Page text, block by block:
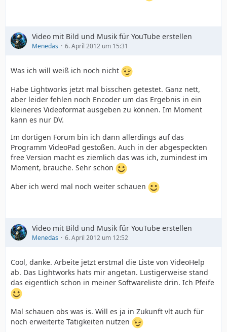
Video mit Bild und Musik für YouTube erstellen
Menedas 6. April 2012 um 15:31
Was ich will weiß ich noch nicht
Habe Lightworks jetzt mal bisschen getestet. Ganz nett,
aber leider fehlen noch Encoder um das Ergebnis in ein
kleineres Videoformat ausgeben zu können. Im Moment
kann es nur DV.
Im dortigen Forum bin ich dann allerdings auf das
Programm VideoPad gestoßen. Auch in der abgespeckten
free Version macht es ziemlich das was ich, zumindest im
Moment, brauche. Sehr schön
Aber ich werd mal noch weiter schauen
Video mit Bild und Musik für YouTube erstellen
Menedas 6. April 2012 um 12:52
Cool, danke. Arbeite jetzt erstmal die Liste von VideoHelp
ab. Das Lightworks hats mir angetan. Lustigerweise stand
das eigentlich schon in meiner Softwareliste drin. Ich Pfeife
Mal schauen obs was is. Will es ja in Zukunft vlt auch für
noch erweiterte Tätigkeiten nutzen